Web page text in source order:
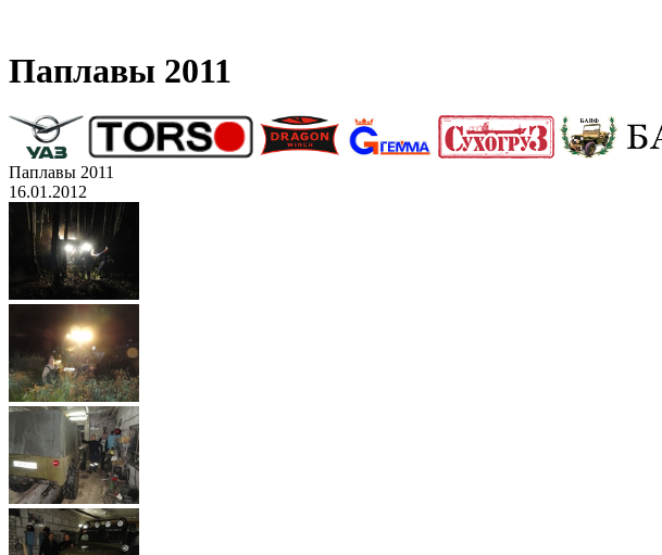
Паплавы 2011
Паплавы 2011
16.01.2012